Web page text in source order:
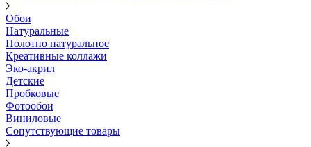
Обои
Натуральные
Полотно натуральное
Креативные коллажи
Эко-акрил
Детские
Пробковые
Фотообои
Виниловые
Сопутствующие товары